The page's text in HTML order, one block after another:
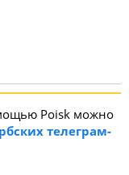
Poisk можно
телеграм-